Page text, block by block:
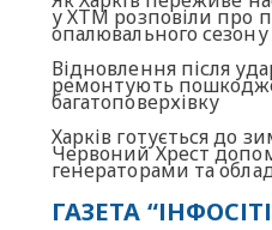
у ХТМ розповіли про
опалювального сезону
Відновлення після
ремонтують
багатоповерхівку
Харків готується до
Червоний Хрест
генераторами та
ГАЗЕТА